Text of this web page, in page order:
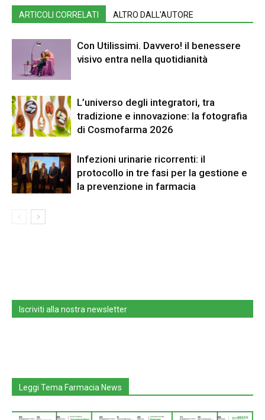
ARTICOLI CORRELATI ALTRO DALL'AUTORE
Con Utilissimi. Davvero! il benessere
visivo entra nella quotidianità
L’universo degli integratori, tra
tradizione e innovazione: la fotografia
di Cosmofarma 2026
Infezioni urinarie ricorrenti: il
protocollo in tre fasi per la gestione e
la prevenzione in farmacia
Iscriviti alla nostra newsletter
Leggi Tema Farmacia News